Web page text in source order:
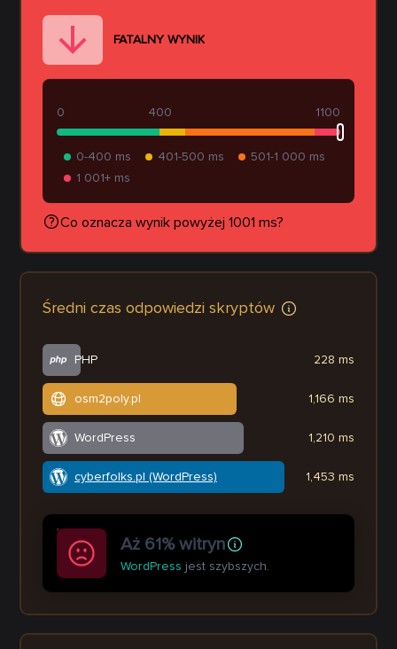
FATALNY WYNIK
400
0 1100
0-400 ms 401-500 ms
501-1 000 ms
1 001+ ms
Co oznacza wynik powyżej 1001 ms?
Średni czas odpowiedzi skryptów
PHP
osm2poly.pl
WordPress
cyberfolks.pl (WordPress)
228 ms
1,166 ms
1,210 ms
1,453 ms
Aż 61% witryn
WordPress jest szybszych.